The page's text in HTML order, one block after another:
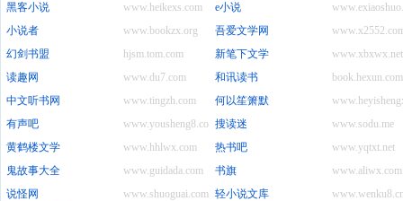
www.heikexs.com
黑客小说
e小说
www.bookzx.org
小说者
吾爱文学网
hjsm.tom.com
幻剑书盟 www.xbxwx.net
新笔下文学
www.du7.com
读趣网 book.hexun.com
和讯读书
www.tingzh.com
中文听书网
何以笙箫默
www.yousheng8.com
有声吧 www.sodu.me
搜读迷
www.hhlwx.com
黄鹤楼文学 www.yqtxt.net
热书吧
www.guidada.com
鬼故事大全
书旗
www.shuoguai.com
说怪网
轻小说文库